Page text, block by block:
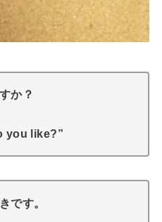
か？
you like?”
です。